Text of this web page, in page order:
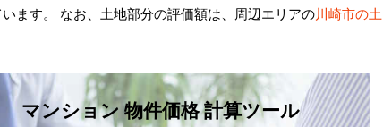
ます。 なお、土地部分の評価額は、周辺エリアの川崎市の土
マンション 物件価格 計算ツール